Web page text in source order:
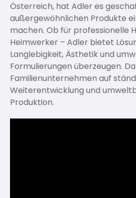
Spezialfarben
Schleifmittel
Österreich, hat Adler es
außergewöhnlichen Produkte
machen. Ob für professionelle
Heimwerker – Adler bietet
Langlebigkeit, Ästhetik und
Formulierungen überzeugen.
Familienunternehmen auf
Weiterentwicklung und
Produktion.